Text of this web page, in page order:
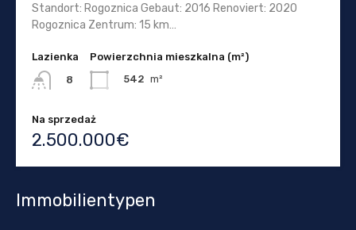
Standort: Rogoznica Gebaut: 2016 Renoviert: 2020
Rogoznica Zentrum: 15 km…
Lazienka
8
Powierzchnia mieszkalna (m²)
542 m²
Na sprzedaż
2.500.000€
Immobilientypen